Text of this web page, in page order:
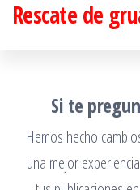
SaltarRescate de
Si te
Hemos hecho
una mejor